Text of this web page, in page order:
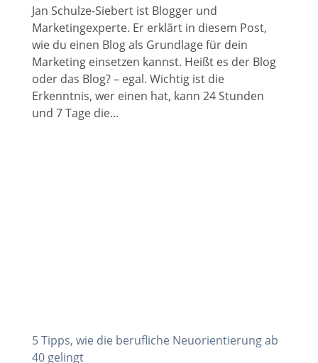
Jan Schulze-Siebert ist Blogger und
Marketingexperte. Er erklärt in diesem Post,
wie du einen Blog als Grundlage für dein
Marketing einsetzen kannst. Heißt es der Blog
oder das Blog? – egal. Wichtig ist die
Erkenntnis, wer einen hat, kann 24 Stunden
und 7 Tage die...
5 Tipps, wie die berufliche Neuorientierung ab
40 gelingt